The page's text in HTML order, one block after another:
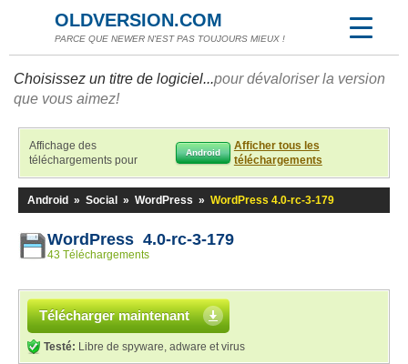
OLDVERSION.COM
PARCE QUE NEWER N'EST PAS TOUJOURS MIEUX !
Choisissez un titre de logiciel...pour dévaloriser la version
que vous aimez!
Affichage des
téléchargements pour
Android
Afficher tous les
téléchargements
Android » Social » WordPress » WordPress 4.0-rc-3-179
WordPress 4.0-rc-3-179
43 Téléchargements
Télécharger maintenant
Testé: Libre de spyware, adware et virus